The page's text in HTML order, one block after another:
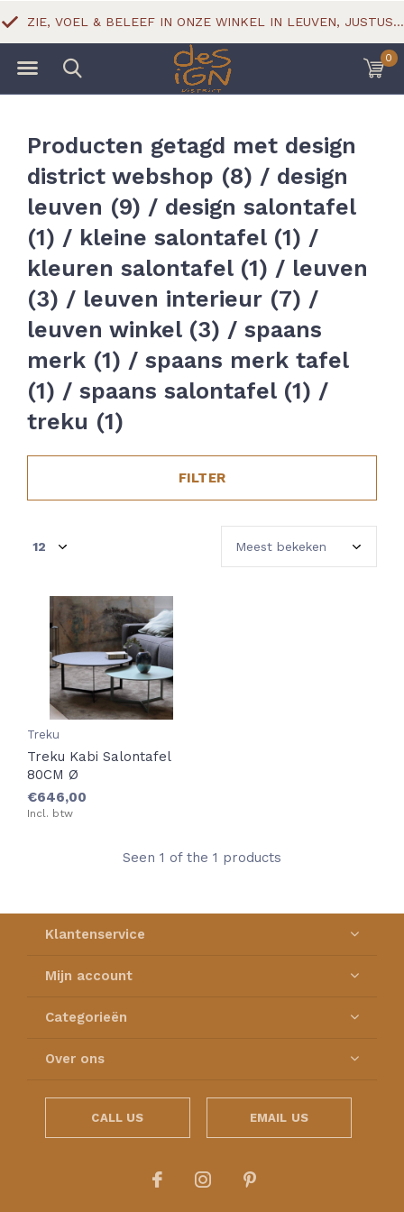
0
ZIE, VOEL & BELEEF IN ONZE WINKEL IN LEUVEN, JUSTUS LIPSIUSSTRAAT 18
Producten getagd met design
district webshop (8) / design
leuven (9) / design salontafel
(1) / kleine salontafel (1) /
kleuren salontafel (1) / leuven
(3) / leuven interieur (7) /
leuven winkel (3) / spaans
merk (1) / spaans merk tafel
(1) / spaans salontafel (1) /
treku (1)
FILTER
Treku
Treku Kabi Salontafel
80CM Ø
€646,00
Incl. btw
Seen 1 of the 1 products
Klantenservice
Mijn account
Categorieën
Over ons
CALL US EMAIL US